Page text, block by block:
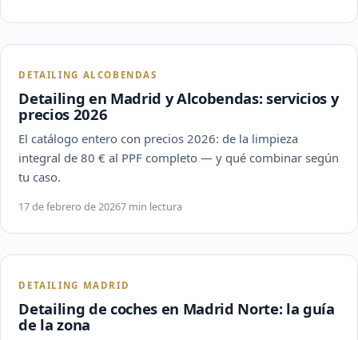
DETAILING ALCOBENDAS
Detailing en Madrid y Alcobendas: servicios y
precios 2026
El catálogo entero con precios 2026: de la limpieza
integral de 80 € al PPF completo — y qué combinar según
tu caso.
17 de febrero de 20267 min lectura
DETAILING MADRID
Detailing de coches en Madrid Norte: la guía
de la zona